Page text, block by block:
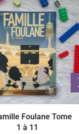
Foulane Tome
1 à 11